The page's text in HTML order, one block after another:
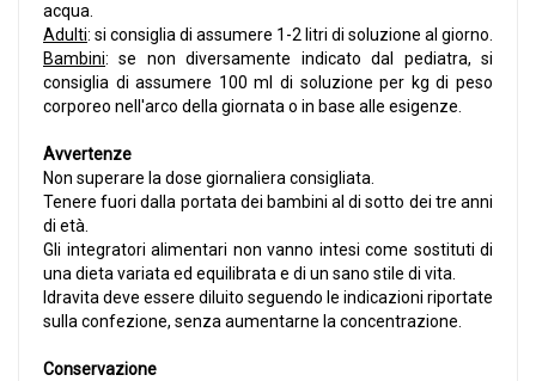
acqua.
Adulti: si consiglia di assumere 1-2 litri di soluzione al giorno.
Bambini: se non diversamente indicato dal pediatra, si
consiglia di assumere 100 ml di soluzione per kg di peso
corporeo nell'arco della giornata o in base alle esigenze.
Avvertenze
Non superare la dose giornaliera consigliata.
Tenere fuori dalla portata dei bambini al di sotto dei tre anni
di età.
Gli integratori alimentari non vanno intesi come sostituti di
una dieta variata ed equilibrata e di un sano stile di vita.
Idravita deve essere diluito seguendo le indicazioni riportate
sulla confezione, senza aumentarne la concentrazione.
Conservazione